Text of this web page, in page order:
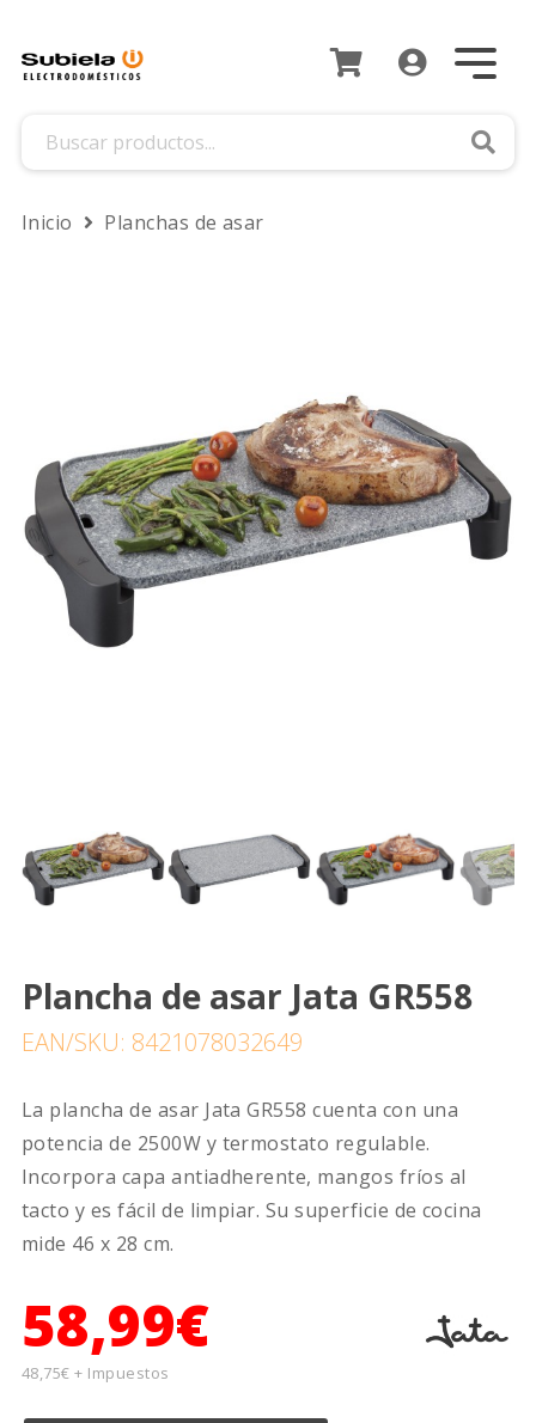
Inicio
 Planchas de asar
Plancha de asar Jata GR558
EAN/SKU: 8421078032649
La plancha de asar Jata GR558 cuenta con una
potencia de 2500W y termostato regulable.
Incorpora capa antiadherente, mangos fríos al
tacto y es fácil de limpiar. Su superficie de cocina
mide 46 x 28 cm.
58,99€
48,75€ + Impuestos